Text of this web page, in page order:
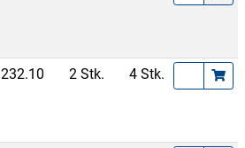
232.10 2 Stk. 4 Stk.